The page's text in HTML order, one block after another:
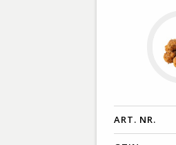
ART. NR.